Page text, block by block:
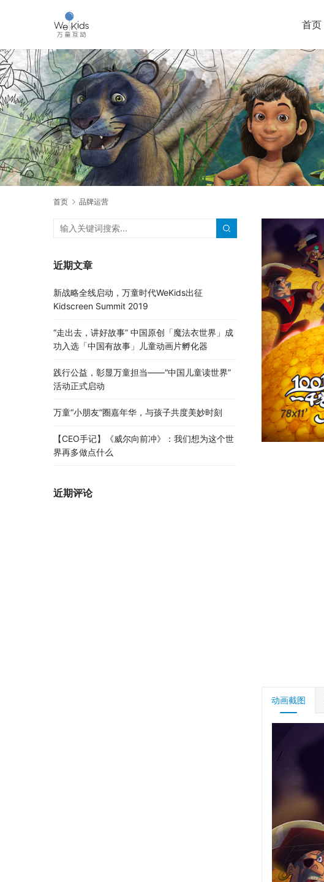
首页
首页 品牌运营
动画截图
近期文章
新战略全线启动，万童时代WeKids出征
Kidscreen Summit 2019
“走出去，讲好故事” 中国原创「魔法衣世界」成
功入选「中国有故事」儿童动画片孵化器
践行公益，彰显万童担当——“中国儿童读世界”
活动正式启动
万童“小朋友”圈嘉年华，与孩子共度美妙时刻
【CEO手记】《威尔向前冲》：我们想为这个世
界再多做点什么
近期评论